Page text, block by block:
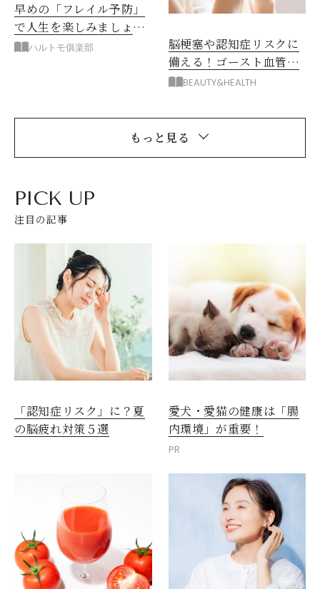
早めの「フレイル予防」
で人生を楽しみましょ
う！ハルトモ俱楽部
脳梗塞や認知症リスクに
備える！ゴースト血管を
復活させる5つの方法
BEAUTY&HEALTH
もっと見る
PICK UP
注目の記事
「認知症リスク」に？夏
の脳疲れ対策５選
愛犬・愛猫の健康は「腸
内環境」が重要！
PR